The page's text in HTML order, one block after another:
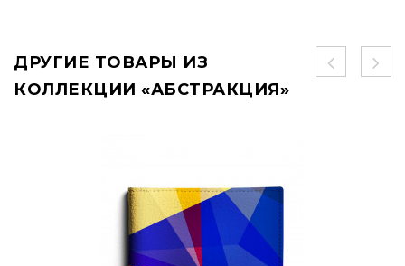
ДРУГИЕ ТОВАРЫ ИЗ
КОЛЛЕКЦИИ «АБСТРАКЦИЯ»